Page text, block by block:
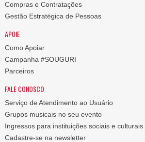
Compras e Contratações
Gestão Estratégica de Pessoas
APOIE
Como Apoiar
Campanha #SOUGURI
Parceiros
FALE CONOSCO
Serviço de Atendimento ao Usuário
Grupos musicais no seu evento
Ingressos para instituições sociais e culturais
Cadastre-se na newsletter